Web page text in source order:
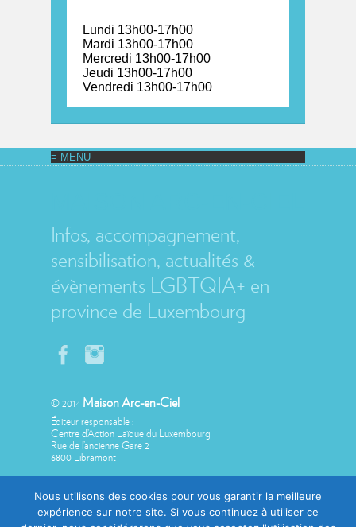
Lundi 13h00-17h00
Mardi 13h00-17h00
Mercredi 13h00-17h00
Jeudi 13h00-17h00
Vendredi 13h00-17h00
Infos, accompagnement,
sensibilisation, actualités &
évènements LGBTQIA+ en
province de Luxembourg
© 2014 Maison Arc-en-Ciel
Éditeur responsable :
Centre d’Action Laïque du Luxembourg
Rue de l’ancienne Gare 2
6800 Libramont
Nous utilisons des cookies pour vous garantir la meilleure
expérience sur notre site. Si vous continuez à utiliser ce